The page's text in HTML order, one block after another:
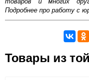
Подробнее про работу с
Оставьте отзыв
Товары из